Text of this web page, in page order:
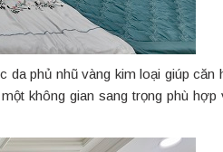
phủ nhũ vàng kim loại giúp căn
không gian sang trọng phù hợp